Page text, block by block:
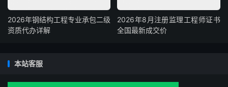
2026年钢结构工程专业承包二级
资质代办详解
2026年8月注册监理工程师证书
全国最新成交价
本站客服